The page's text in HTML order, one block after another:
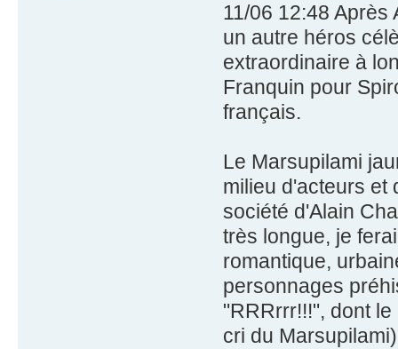
11/06 12:48 Après
un autre héros
extraordinaire à
Franquin pour
français.
Le Marsupilami
milieu d'acteurs et
société d'Alain
très longue, je
romantique,
personnages
"RRRrrr!!!", dont
cri du